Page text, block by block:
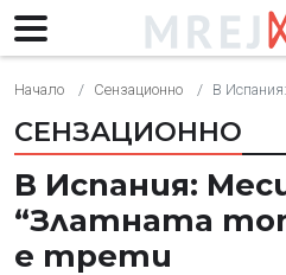
Начало Сензационно В Испания:
СЕНЗАЦИОННО
В Испания:
“Златната
е трети